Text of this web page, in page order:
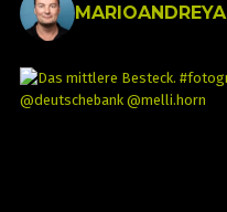
MARIOANDREYA